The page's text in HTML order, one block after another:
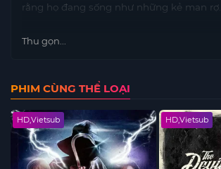
rằng họ đang sống như những kẻ man rợ.
Thu gọn...
PHIM CÙNG THỂ LOẠI
HD,Vietsub HD,Vietsub